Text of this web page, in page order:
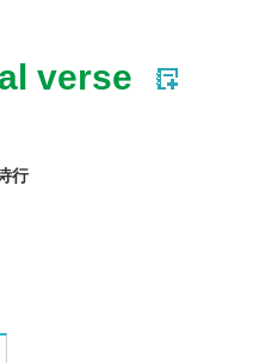
verse
行
关资料：